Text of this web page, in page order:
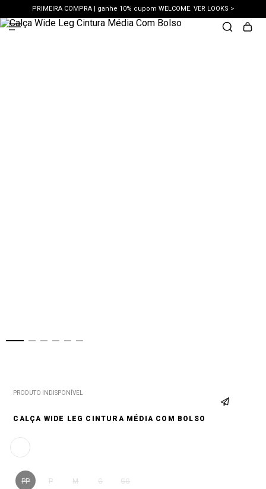
PRIMEIRA COMPRA | ganhe 10% cupom WELCOME. VER LOOKS >
PIX | 5% off no pix à vista. APROVEITAR >
PRODUTO INDISPONÍVEL
CALÇA WIDE LEG CINTURA MÉDIA COM BOLSO
PP P M G GG